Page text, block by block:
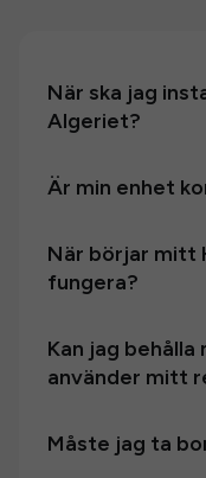
När ska jag
Algeriet?
Är min enhet
När börjar mitt
fungera?
Kan jag
använder mitt
Måste jag ta